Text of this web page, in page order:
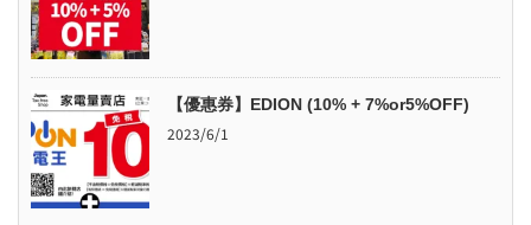
【優惠券】EDION (10% + 7%or5%OFF)
2023/6/1